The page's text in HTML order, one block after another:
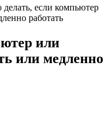
делать, если компьютер
работать
или
или медленно